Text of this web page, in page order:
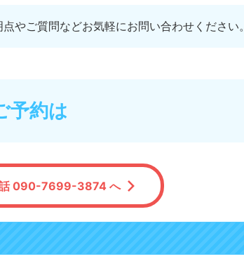
やご質問などお気軽にお問い合わせください。
予約は
090-7699-3874 へ